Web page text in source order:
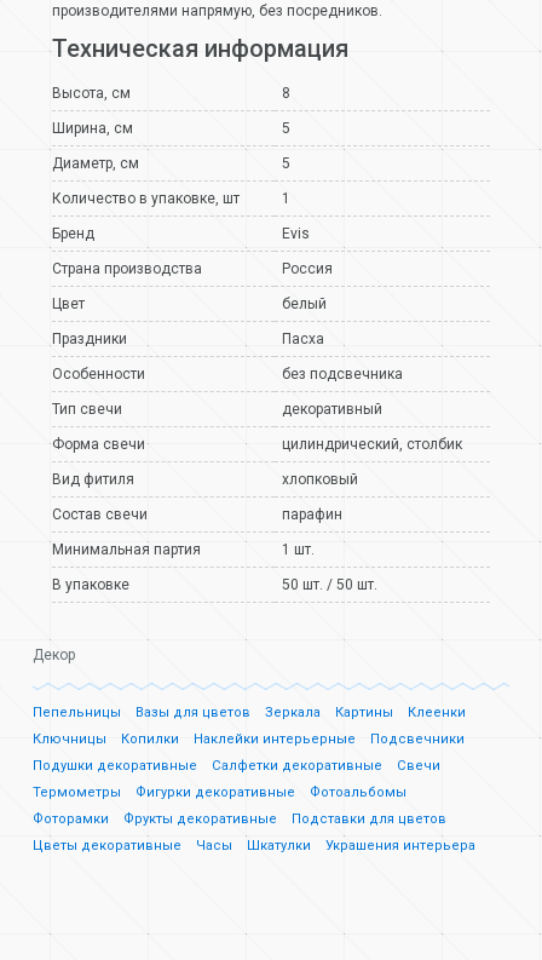
производителями напрямую, без посредников.
Техническая информация
Высота, см 8
Ширина, см 5
Диаметр, см 5
Количество в упаковке, шт 1
Бренд Evis
Страна производства Россия
Цвет белый
Праздники Пасха
Особенности без подсвечника
Тип свечи декоративный
Форма свечи цилиндрический, столбик
Вид фитиля хлопковый
Состав свечи парафин
Минимальная партия 1 шт.
В упаковке 50 шт. / 50 шт.
Декор
Пепельницы Вазы для цветов Зеркала Картины
Клеенки
Ключницы
Копилки Наклейки интерьерные
Подсвечники
Подушки декоративные
Салфетки декоративные
Свечи
Термометры
Фигурки декоративные
Фотоальбомы
Фоторамки
Фрукты декоративные
Подставки для цветов
Цветы декоративные
Часы Шкатулки Украшения интерьера